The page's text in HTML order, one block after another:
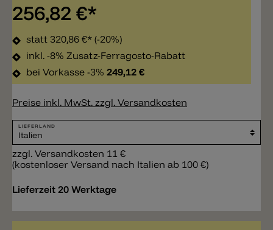
256,82 €*
statt 320,86 €* (-20%)
inkl. -8% Zusatz-Ferragosto-Rabatt
bei Vorkasse -3% 249,12 €
Preise inkl. MwSt. zzgl. Versandkosten
LIEFERLAND
zzgl. Versandkosten 11 €
(kostenloser Versand nach Italien ab 100 €)
Lieferzeit 20 Werktage